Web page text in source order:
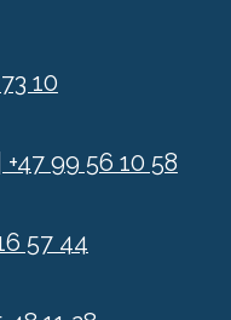
10
99 56 10 58
57 44